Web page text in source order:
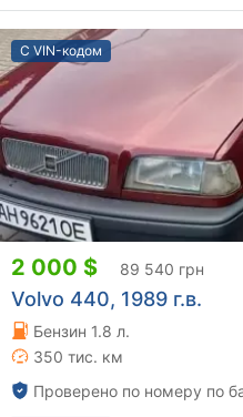
С VIN-кодом
2 000 $ 89 540 грн
Volvo 440, 1989 г.в.
Бензин 1.8 л.
350 тис. км
Проверено по номеру по